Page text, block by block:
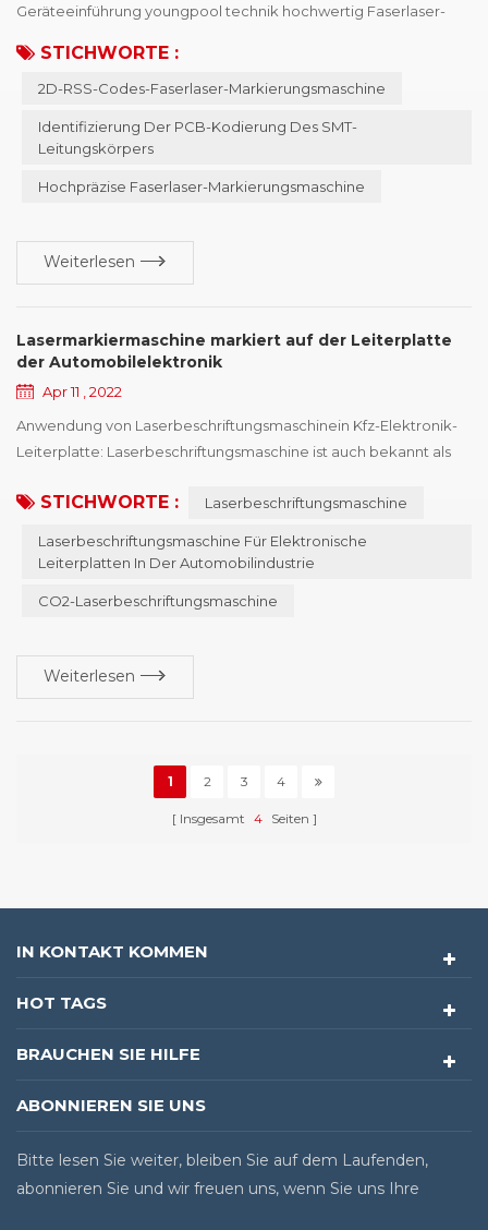
Geräteeinführung youngpool technik hochwertig Faserlaser-
Leitungskörper PCB-Codierungsidentifikation , kann Online-
oder Offline-Codierung wählen, Laser-
Automobilelektronik, Halbleiter- und Medizinindustrie für den
STICHWORTE :
2D-RSS-Codes-Faserlaser-Markierungsmaschine
Identifizierung Der PCB-Kodierung Des SMT-
Leitungskörpers
Hochpräzise Faserlaser-Markierungsmaschine
Weiterlesen
Lasermarkiermaschine markiert auf der Leiterplatte
der Automobilelektronik
Apr 11 , 2022
Anwendung von Laserbeschriftungsmaschinein Kfz-Elektronik-
Leiterplatte: Laserbeschriftungsmaschine ist auch bekannt als
Lasermarkierungsmaschine, Lasermarkierungsmaschine,
so weiter, Lasermarkierungsmaschine hat mehrere Arten von
STICHWORTE : Laserbeschriftungsmaschine
Laserbeschriftungsmaschine Für Elektronische
Leiterplatten In Der Automobilindustrie
CO2-Laserbeschriftungsmaschine
Weiterlesen
1 2 3 4
Insgesamt 4 Seiten
IN KONTAKT KOMMEN
HOT TAGS
BRAUCHEN SIE HILFE
ABONNIEREN SIE UNS
Bitte lesen Sie weiter, bleiben Sie auf dem Laufenden,
abonnieren Sie und wir freuen uns, wenn Sie uns Ihre